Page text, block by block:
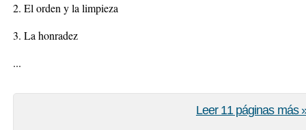
2. El orden y la limpieza
3. La honradez
...
Leer 11 páginas más